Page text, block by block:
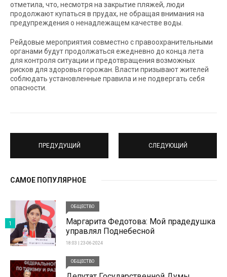
отметила, что, несмотря на закрытие пляжей, люди
продолжают купаться в прудах, не обращая внимания на
предупреждения о ненадлежащем качестве воды.
Рейдовые мероприятия совместно с правоохранительными
органами будут продолжаться ежедневно до конца лета
для контроля ситуации и предотвращения возможных
рисков для здоровья горожан. Власти призывают жителей
соблюдать установленные правила и не подвергать себя
опасности.
ПРЕДУДУЩИЙ СЛЕДУЮЩИЙ
САМОЕ ПОПУЛЯРНОЕ
ОБЩЕСТВО
Маргарита Федотова: Мой прадедушка
управлял Поднебесной
18:03 | 23-06-2024
1
ОБЩЕСТВО